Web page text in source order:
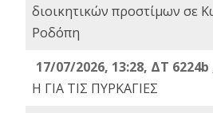
διοικητικών προστίμων σε
Ροδόπη
17/07/2026, 13:28, ΔΤ 6224b
Η ΓΙΑ ΤΙΣ ΠΥΡΚΑΓΙΕΣ